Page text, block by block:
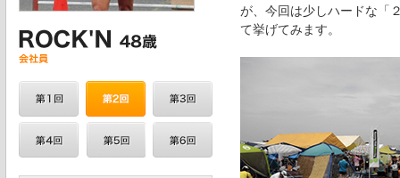
が、今回は少しハードな「
て挙げてみます。